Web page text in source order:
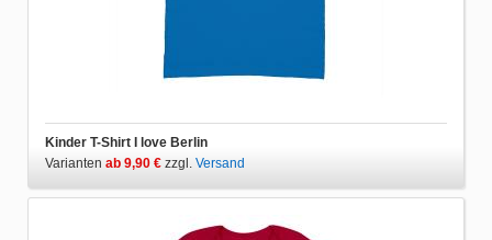
Kinder T-Shirt I love Berlin
Varianten ab 9,90 € zzgl. Versand